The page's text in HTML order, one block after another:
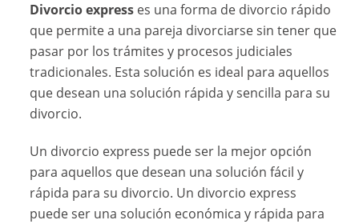
Divorcio express es una forma de divorcio rápido
que permite a una pareja divorciarse sin tener que
pasar por los trámites y procesos judiciales
tradicionales. Esta solución es ideal para aquellos
que desean una solución rápida y sencilla para su
divorcio.
Un divorcio express puede ser la mejor opción
para aquellos que desean una solución fácil y
rápida para su divorcio. Un divorcio express
puede ser una solución económica y rápida para